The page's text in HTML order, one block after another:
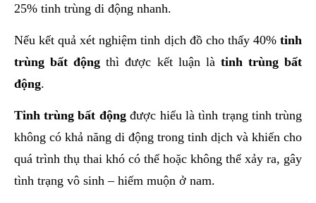
25% tinh trùng di động nhanh.
Nếu kết quả xét nghiệm tinh dịch đồ cho thấy 40%tinh
trùng bất độngthì được kết luận làtinh trùng bất
động.
Tinh trùng bất độngđược hiểu là tình trạng tinh trùng
không có khả năng di động trong tinh dịch và khiến cho
quá trình thụ thai khó có thể hoặc không thể xảy ra, gây
tình trạng vô sinh – hiếm muộn ở nam.